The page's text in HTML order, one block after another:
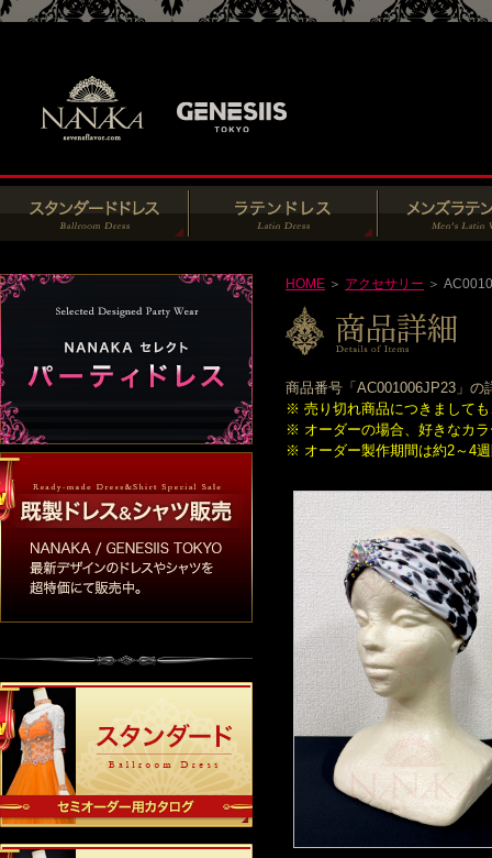
HOME ＞ アクセサリー ＞
商品番号「AC001006JP23」
※ 売り切れ商品につきまして
※ オーダーの場合、好きなカ
※ オーダー製作期間は約2～4